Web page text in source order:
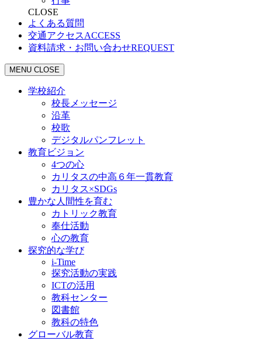
CLOSE
よくある質問
交通アクセスACCESS
資料請求・お問い合わせREQUEST
MENU CLOSE
学校紹介
校長メッセージ
沿革
校歌
デジタルパンフレット
教育ビジョン
4つの心
カリタスの中高６年一貫教育
カリタス×SDGs
豊かな人間性を育む
カトリック教育
奉仕活動
心の教育
探究的な学び
i-Time
探究活動の実践
ICTの活用
教科センター
図書館
教科の特色
グローバル教育